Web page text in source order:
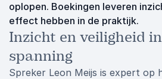
oplopen. Boekingen leveren
effect hebben in de praktijk.
Inzicht en veiligheid
spanning
Spreker Leon Meijs is expert op